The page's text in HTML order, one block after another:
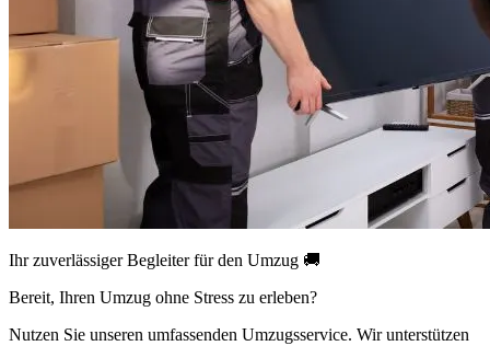
Ihr zuverlässiger Begleiter für den Umzug 🚚
Bereit, Ihren Umzug ohne Stress zu erleben?
Nutzen Sie unseren umfassenden Umzugsservice. Wir unterstützen